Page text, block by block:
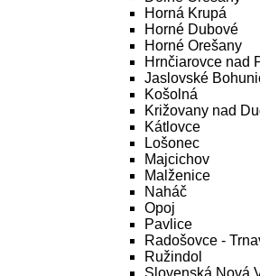
Horná Krupá
Horné Dubové
Horné Orešany
Hrnčiarovce nad
Jaslovské
Košolná
Križovany nad
Kátlovce
Lošonec
Majcichov
Malženice
Naháč
Opoj
Pavlice
Radošovce -
Ružindol